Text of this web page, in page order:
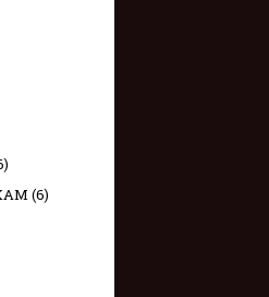
(6)